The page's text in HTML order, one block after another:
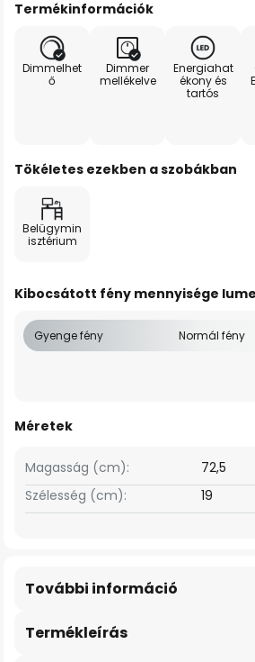
Termékinformációk
Dimmelhet
ő
Dimmer
mellékelve
Energiahat
ékony és
tartós
Tökéletes ezekben a szobákban
Belügymin
isztérium
Kibocsátott fény mennyisége
Gyenge fény Normál fény
Méretek
Szélesség (cm): 19
Magasság (cm): 72,5
Termékleírás
További információ